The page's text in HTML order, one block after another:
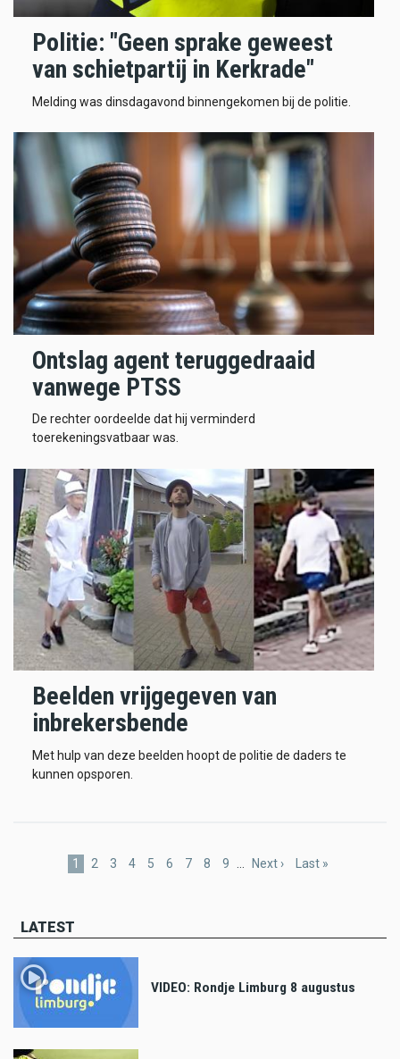
Politie: "Geen sprake geweest
van schietpartij in Kerkrade"
Melding was dinsdagavond binnengekomen bij de politie.
Ontslag agent teruggedraaid
vanwege PTSS
De rechter oordeelde dat hij verminderd
toerekeningsvatbaar was.
Beelden vrijgegeven van
inbrekersbende
Met hulp van deze beelden hoopt de politie de daders te
kunnen opsporen.
Current
1 Page
2 Page
3 Page
4 Page
5 Page
6 Page
7 Page
8 Page
9 …
Next
Next ›
Last
Last »
LATEST
VIDEO: Rondje Limburg 8 augustus